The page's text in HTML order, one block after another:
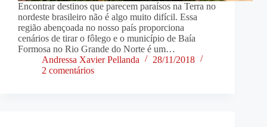
Encontrar destinos que parecem paraísos na Terra no
nordeste brasileiro não é algo muito difícil. Essa
região abençoada no nosso país proporciona
cenários de tirar o fôlego e o município de Baía
Formosa no Rio Grande do Norte é um…
Andressa Xavier Pellanda
28/11/2018
2 comentários